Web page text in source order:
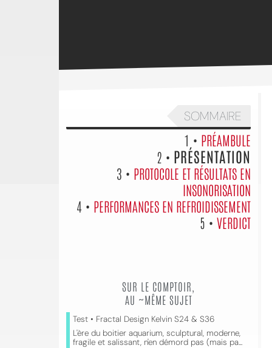
SOMMAIRE
1 • PRÉAMBULE
2 • PRÉSENTATION
3 • PROTOCOLE ET RÉSULTATS EN
INSONORISATION
4 • PERFORMANCES EN REFROIDISSEMENT
5 • VERDICT
SUR LE COMPTOIR,
AU ~MÊME SUJET
Test • Fractal Design Kelvin S24 & S36
L'ère du boitier aquarium, sculptural, moderne,
fragile et salissant, n'en démord pas (mais pa...